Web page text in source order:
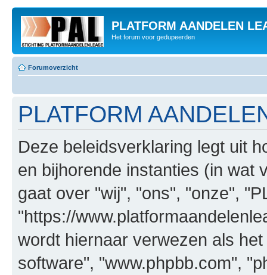
PLATFORM AANDELEN
Het forum voor gedupeerden
Forumoverzicht
PLATFORM
Deze beleidsverklaring legt uit
en bijhorende instanties (in wat
gaat over "wij", "ons", "onze",
"https://
wordt hiernaar verwezen als
software", "www.phpbb.com",